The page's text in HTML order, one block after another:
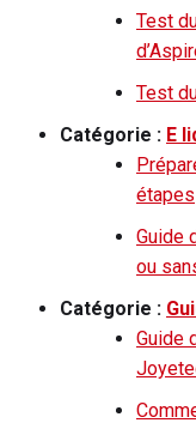
Test
Test
Catégorie : E
étapes
Guide
ou
Catégorie :
Guide